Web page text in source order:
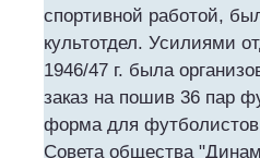
спортивной работой,
культотдел. Усилиями
1946/47 г. была
заказ на пошив 36 пар
форма для футболистов,
Совета общества